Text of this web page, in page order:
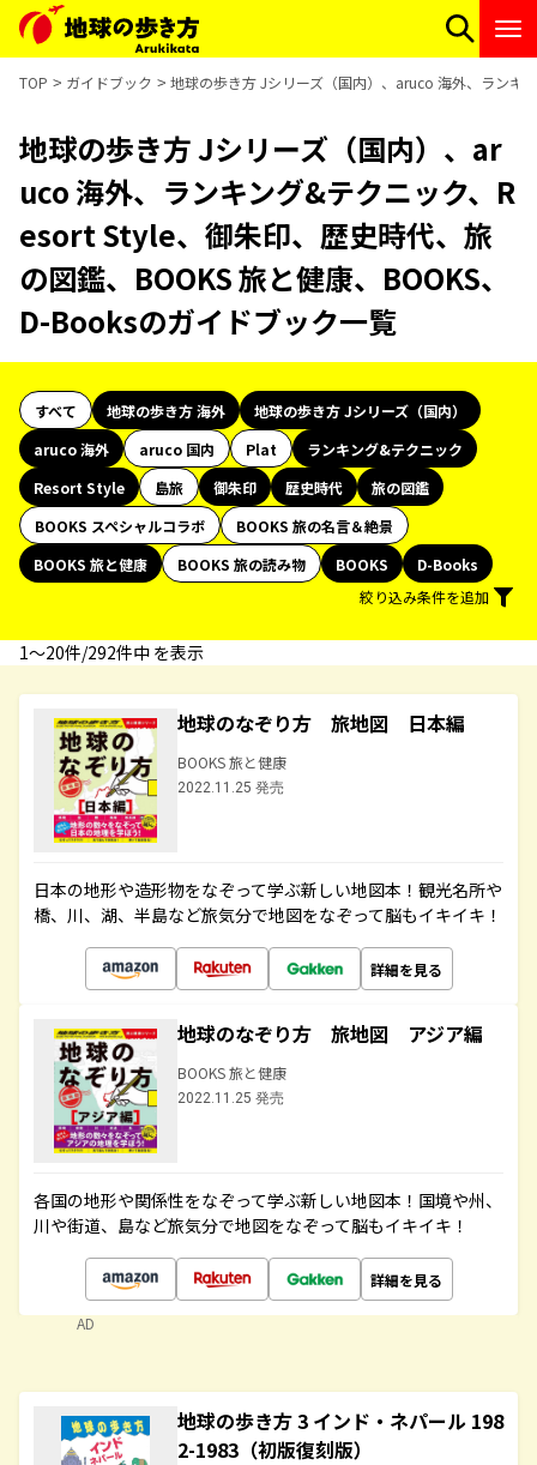
TOP ガイドブック 地球の歩き方 Jシリーズ（国内）、aruco 海外、ランキ
地球の歩き方 Jシリーズ（国内）、ar
uco 海外、ランキング&テクニック、R
esort Style、御朱印、歴史時代、旅
の図鑑、BOOKS 旅と健康、BOOKS、
D-Booksのガイドブック一覧
すべて 地球の歩き方 海外
地球の歩き方 Jシリーズ（国内）
aruco 海外
aruco 国内 Plat
ランキング&テクニック
Resort Style
島旅 御朱印 歴史時代
旅の図鑑
BOOKS スペシャルコラボ
BOOKS 旅の名言＆絶景
BOOKS 旅と健康
BOOKS 旅の読み物 BOOKS
D-Books
絞り込み条件を追加
1〜20件/292件中 を表示
地球のなぞり方 旅地図 日本編
BOOKS 旅と健康
2022.11.25 発売
日本の地形や造形物をなぞって学ぶ新しい地図本！観光名所や
橋、川、湖、半島など旅気分で地図をなぞって脳もイキイキ！
詳細を見る
地球のなぞり方 旅地図 アジア編
BOOKS 旅と健康
2022.11.25 発売
各国の地形や関係性をなぞって学ぶ新しい地図本！国境や州、
川や街道、島など旅気分で地図をなぞって脳もイキイキ！
詳細を見る
AD
地球の歩き方 3 インド・ネパール 198
2-1983（初版復刻版）